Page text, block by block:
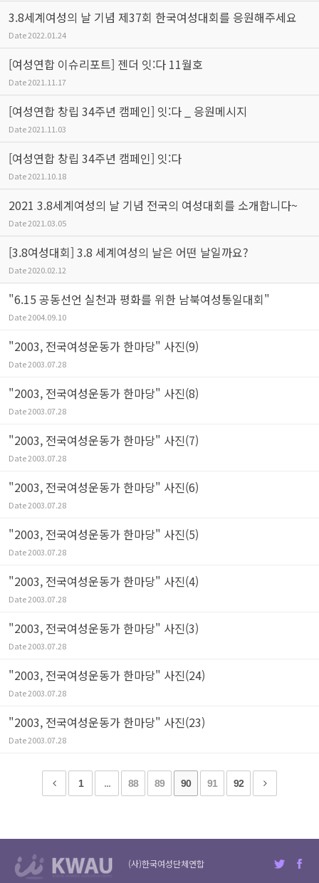
3.8세계여성의 날 기념 제37회 한국여성대회를 응원해주세요
Date2022.01.24
[여성연합 이슈리포트] 젠더 잇:다 11월호
Date2021.11.17
[여성연합 창립 34주년 캠페인] 잇:다 _ 응원메시지
Date2021.11.03
[여성연합 창립 34주년 캠페인] 잇:다
Date2021.10.18
2021 3.8세계여성의 날 기념 전국의 여성대회를 소개합니다~
Date2021.03.05
[3.8여성대회] 3.8 세계여성의 날은 어떤 날일까요?
Date2020.02.12
"6.15 공동선언 실천과 평화를 위한 남북여성통일대회"
Date2004.09.10
"2003, 전국여성운동가 한마당" 사진(9)
Date2003.07.28
"2003, 전국여성운동가 한마당" 사진(8)
Date2003.07.28
"2003, 전국여성운동가 한마당" 사진(7)
Date2003.07.28
"2003, 전국여성운동가 한마당" 사진(6)
Date2003.07.28
"2003, 전국여성운동가 한마당" 사진(5)
Date2003.07.28
"2003, 전국여성운동가 한마당" 사진(4)
Date2003.07.28
"2003, 전국여성운동가 한마당" 사진(3)
Date2003.07.28
"2003, 전국여성운동가 한마당" 사진(24)
Date2003.07.28
"2003, 전국여성운동가 한마당" 사진(23)
Date2003.07.28
1 ... 88 89 90 91 92
(사)한국여성단체연합